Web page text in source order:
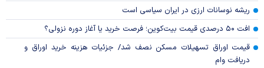
ریشه نوسانات ارزی در ایران سیاسی است
افت ۵۰ درصدی قیمت بیت‌کوین؛ فرصت خرید یا آغاز دوره نزولی؟
قیمت اوراق تسهیلات مسکن نصف شد/ جزئیات هزینه خرید اوراق و
دریافت وام